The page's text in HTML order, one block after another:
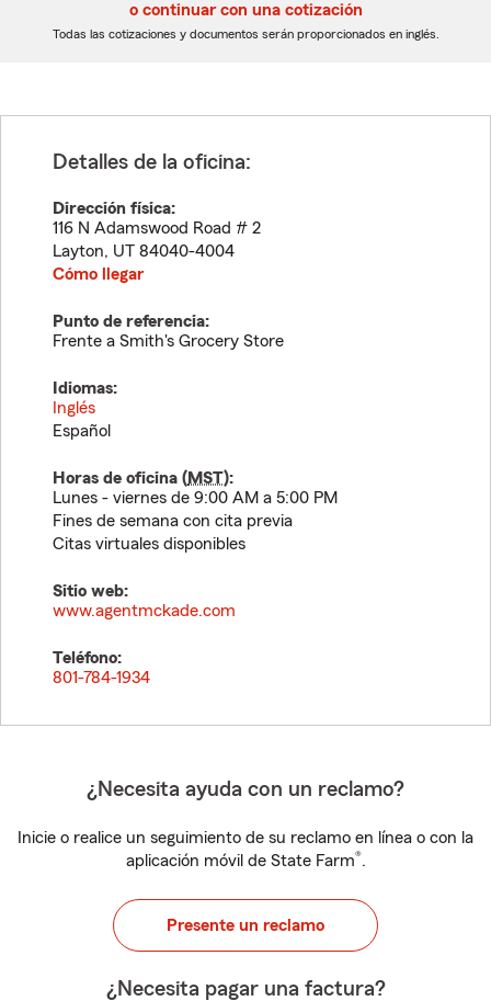
dígitos
dígitos
o continuar con una cotización
Todas las cotizaciones y documentos serán proporcionados en inglés.
Detalles de la oficina:
Dirección física:
116 N Adamswood Road # 2
Layton, UT 84040-4004
Cómo llegar
Punto de referencia:
Frente a Smith's Grocery Store
Idiomas:
Inglés
Español
Horas de oficina (MST):
Lunes - viernes de 9:00 AM a 5:00 PM
Fines de semana con cita previa
Citas virtuales disponibles
Sitio web:
www.agentmckade.com
Teléfono:
801-784-1934
¿Necesita ayuda con un reclamo?
Inicie o realice un seguimiento de su reclamo en línea o con la
aplicación móvil de State Farm®.
Presente un reclamo
¿Necesita pagar una factura?